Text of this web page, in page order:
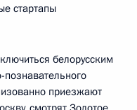
стартапы
белорусским
приезжают